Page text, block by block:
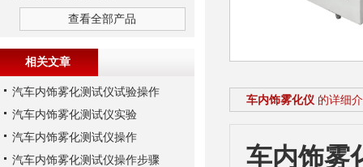
车内饰雾化仪 的详细
车内饰雾
查看全部产品
相关文章
汽车内饰雾化测试仪试验操作
汽车内饰雾化测试仪实验
汽车内饰雾化测试仪操作
汽车内饰雾化测试仪操作步骤